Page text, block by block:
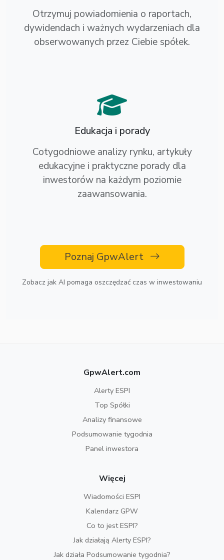
Otrzymuj powiadomienia o raportach,
dywidendach i ważnych wydarzeniach dla
obserwowanych przez Ciebie spółek.
Edukacja i porady
Cotygodniowe analizy rynku, artykuły
edukacyjne i praktyczne porady dla
inwestorów na każdym poziomie
zaawansowania.
Poznaj GpwAlert
Zobacz jak AI pomaga oszczędzać czas w inwestowaniu
GpwAlert.com
Alerty ESPI
Top Spółki
Analizy finansowe
Podsumowanie tygodnia
Panel inwestora
Więcej
Wiadomości ESPI
Kalendarz GPW
Co to jest ESPI?
Jak działają Alerty ESPI?
Jak działa Podsumowanie tygodnia?